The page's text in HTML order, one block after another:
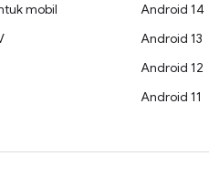
mobil
Android 14
Android 13
Android 12
Android 11